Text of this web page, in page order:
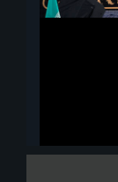
هیئات